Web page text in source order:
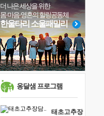
'말 타는 법'을 먼저
졸업식 사진을 보며
아픈 아버지를 위한 공간 설계
극심한 변비, 어깨결림, 수면 장애
보고 싶은 어머니
유년 시절의 부산 영도 바다
못된 꼰대들
거울 속의 나
#명상
#경험
#선택
#비전캠프
#다짐
#나눔
#힐링
#계획
#유튜브
#바이러스
#희망
#리더
#독서
더 나은 세상을 위한
몸·마음·영혼의 힐링공동체
한울타리 소울패밀리
옹달샘 프로그램
태초고추장